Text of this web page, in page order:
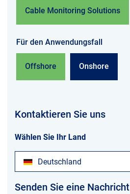
Cable Monitoring Solutions
Für den Anwendungsfall
Offshore Onshore
Kontaktieren Sie uns
Wählen Sie Ihr Land
Deutschland
Senden Sie eine Nachricht